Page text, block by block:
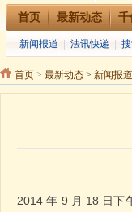
首页 最新动态 千
新闻报道 法讯快递
首页 > 最新动态 > 新闻报道
2014 年 9 月 18 日下